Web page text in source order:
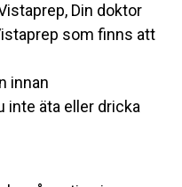
Din doktor
som finns att
innan
inte äta eller dricka